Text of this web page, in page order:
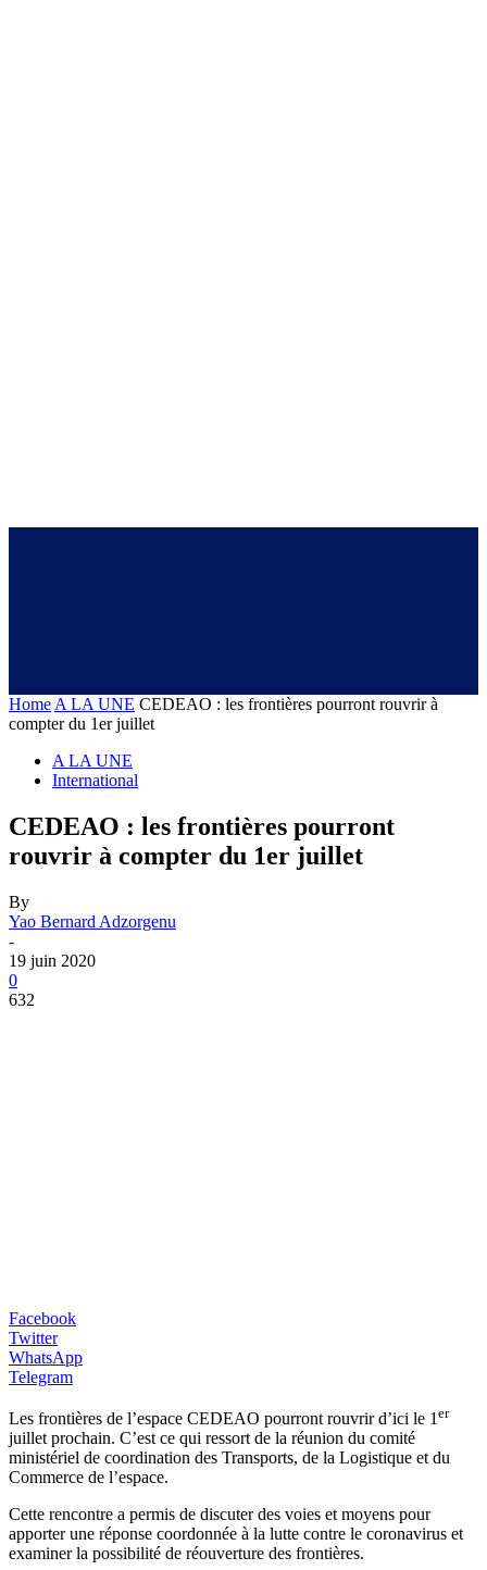
Home A LA UNE CEDEAO : les frontières pourront rouvrir à
compter du 1er juillet
A LA UNE
International
CEDEAO : les frontières pourront
rouvrir à compter du 1er juillet
By
Yao Bernard Adzorgenu
-
19 juin 2020
0
632
Facebook
Twitter
WhatsApp
Telegram
Les frontières de l’espace CEDEAO pourront rouvrir d’ici le 1 er
juillet prochain. C’est ce qui ressort de la réunion du comité
ministériel de coordination des Transports, de la Logistique et du
Commerce de l’espace.
Cette rencontre a permis de discuter des voies et moyens pour
apporter une réponse coordonnée à la lutte contre le coronavirus et
examiner la possibilité de réouverture des frontières.